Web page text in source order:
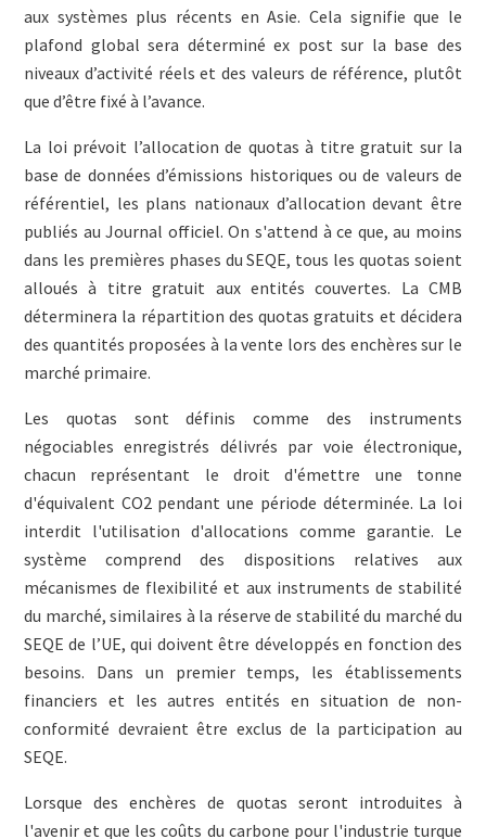
aux systèmes plus récents en Asie. Cela signifie que le
plafond global sera déterminé ex post sur la base des
niveaux d’activité réels et des valeurs de référence, plutôt
que d’être fixé à l’avance.
La loi prévoit l’allocation de quotas à titre gratuit sur la
base de données d’émissions historiques ou de valeurs de
référentiel, les plans nationaux d’allocation devant être
publiés au Journal officiel. On s'attend à ce que, au moins
dans les premières phases du SEQE, tous les quotas soient
alloués à titre gratuit aux entités couvertes. La CMB
déterminera la répartition des quotas gratuits et décidera
des quantités proposées à la vente lors des enchères sur le
marché primaire.
Les quotas sont définis comme des instruments
négociables enregistrés délivrés par voie électronique,
chacun représentant le droit d'émettre une tonne
d'équivalent CO2 pendant une période déterminée. La loi
interdit l'utilisation d'allocations comme garantie. Le
système comprend des dispositions relatives aux
mécanismes de flexibilité et aux instruments de stabilité
du marché, similaires à la réserve de stabilité du marché du
SEQE de l’UE, qui doivent être développés en fonction des
besoins. Dans un premier temps, les établissements
financiers et les autres entités en situation de non-
conformité devraient être exclus de la participation au
SEQE.
Lorsque des enchères de quotas seront introduites à
l'avenir et que les coûts du carbone pour l'industrie turque